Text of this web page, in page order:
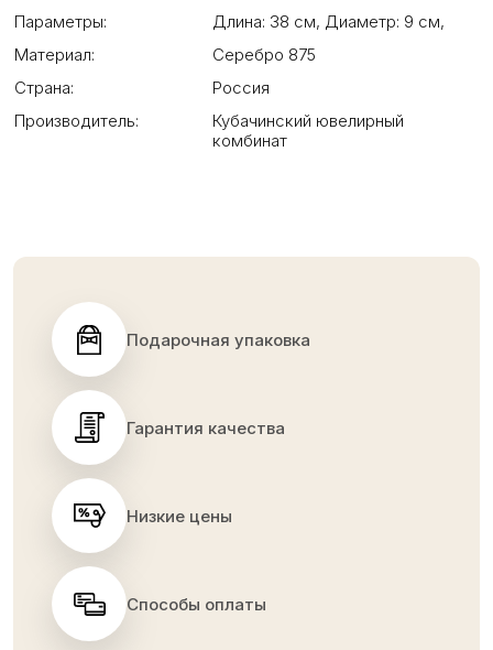
Параметры:
Длина: 38 см, Диаметр: 9 см,
Материал:
Серебро 875
Страна:
Россия
Производитель:
Кубачинский ювелирный
комбинат
Подарочная упаковка
Гарантия качества
Низкие цены
Способы оплаты